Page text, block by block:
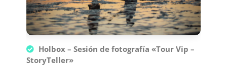
Holbox – Sesión de fotografía «Tour Vip –
StoryTeller»